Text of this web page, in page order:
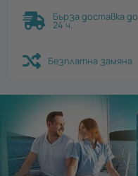
Бърза доставка до
24 ч.
Безплатна замяна